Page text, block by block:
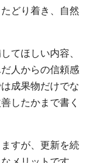
どり着き、自然
てほしい内容、
人からの信頼感
成果物だけでな
したかまで書く
すが、更新を続